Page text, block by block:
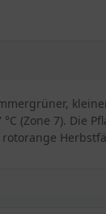
(Zone 7). Die